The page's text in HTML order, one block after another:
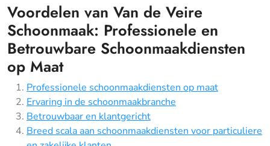
Voordelen van Van de Veire
Schoonmaak: Professionele en
Betrouwbare Schoonmaakdiensten
op Maat
Professionele schoonmaakdiensten op maat
Ervaring in de schoonmaakbranche
Betrouwbaar en klantgericht
Breed scala aan schoonmaakdiensten voor particuliere